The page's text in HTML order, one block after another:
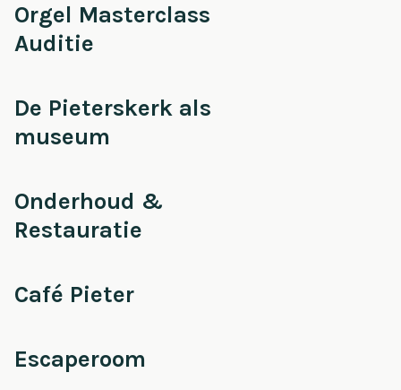
Orgel Masterclass
Auditie
De Pieterskerk als
museum
Onderhoud &
Restauratie
Café Pieter
Escaperoom